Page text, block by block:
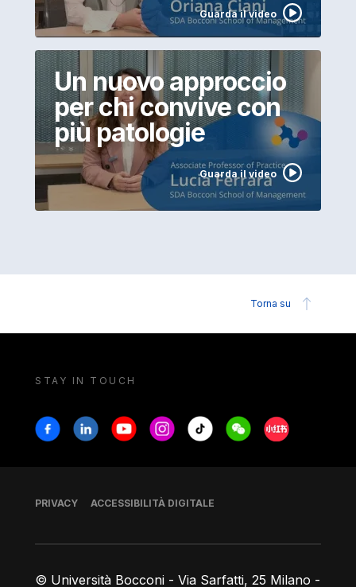
Guarda il video
Un nuovo approccio
per chi convive con
più patologie
Guarda il video
Torna su
STAY IN TOUCH
Stay in touch
FacebookLinkedinYoutubeInstagram
Tiktok WeechatXiaohongshu/
© Università Bocconi - Via Sarfatti, 25 Milano -
Piè di pagina
PRIVACY ACCESSIBILITÀ DIGITALE